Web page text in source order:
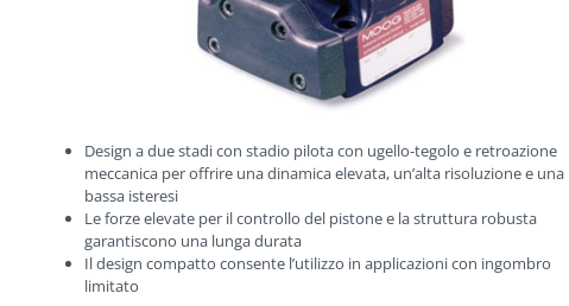
Design a due stadi con stadio pilota con ugello-tegolo e retroazione
meccanica per offrire una dinamica elevata, un’alta risoluzione e una
bassa isteresi
Le forze elevate per il controllo del pistone e la struttura robusta
garantiscono una lunga durata
Il design compatto consente l’utilizzo in applicazioni con ingombro
limitato